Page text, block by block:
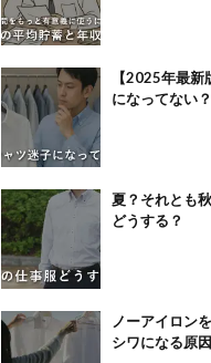
【2025年最
になってない？
夏？それとも
どうする？
ノーアイロン
シワになる原